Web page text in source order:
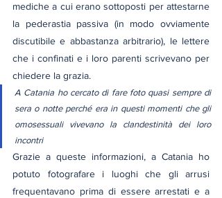
mediche a cui erano sottoposti per attestarne
la pederastia passiva (in modo ovviamente
discutibile e abbastanza arbitrario), le lettere
che i confinati e i loro parenti scrivevano per
chiedere la grazia.
A Catania ho cercato di fare foto quasi sempre di
sera o notte perché era in questi momenti che gli
omosessuali vivevano la clandestinità dei loro
incontri
Grazie a queste informazioni, a Catania ho
potuto fotografare i luoghi che gli arrusi
frequentavano prima di essere arrestati e a